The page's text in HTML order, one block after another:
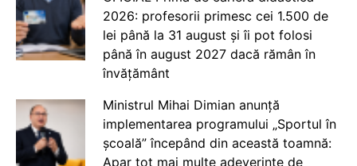
2026: profesorii primesc cei 1.500 de
lei până la 31 august și îi pot folosi
până în august 2027 dacă rămân în
învățământ
Ministrul Mihai Dimian anunță
implementarea programului „Sportul în
școală” începând din această toamnă:
Apar tot mai multe adeverințe de